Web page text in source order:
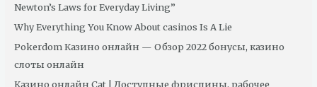
o
r
:
Newton’s Laws for Everyday Living”
Why Everything You Know About casinos Is A Lie
Pokerdom Казино онлайн — Обзор 2022 бонусы, казино
слоты онлайн
Казино онлайн Cat | Доступные фриспины, рабочее